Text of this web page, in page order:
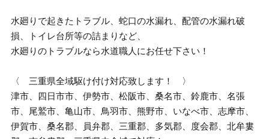
水廻りで起きたトラブル、蛇口の水漏れ、配管の水漏れ破
損、トイレ台所等の詰まりなど、
水廻りのトラブルなら水道職人にお任せ下さい！
〈 三重県全域駆け付け対応致します！ 〉
津市、四日市市、伊勢市、松阪市、桑名市、鈴鹿市、名張
市、尾鷲市、亀山市、鳥羽市、熊野市、いなべ市、志摩市、
伊賀市、桑名郡、員弁郡、三重郡、多気郡、度会郡、北牟婁